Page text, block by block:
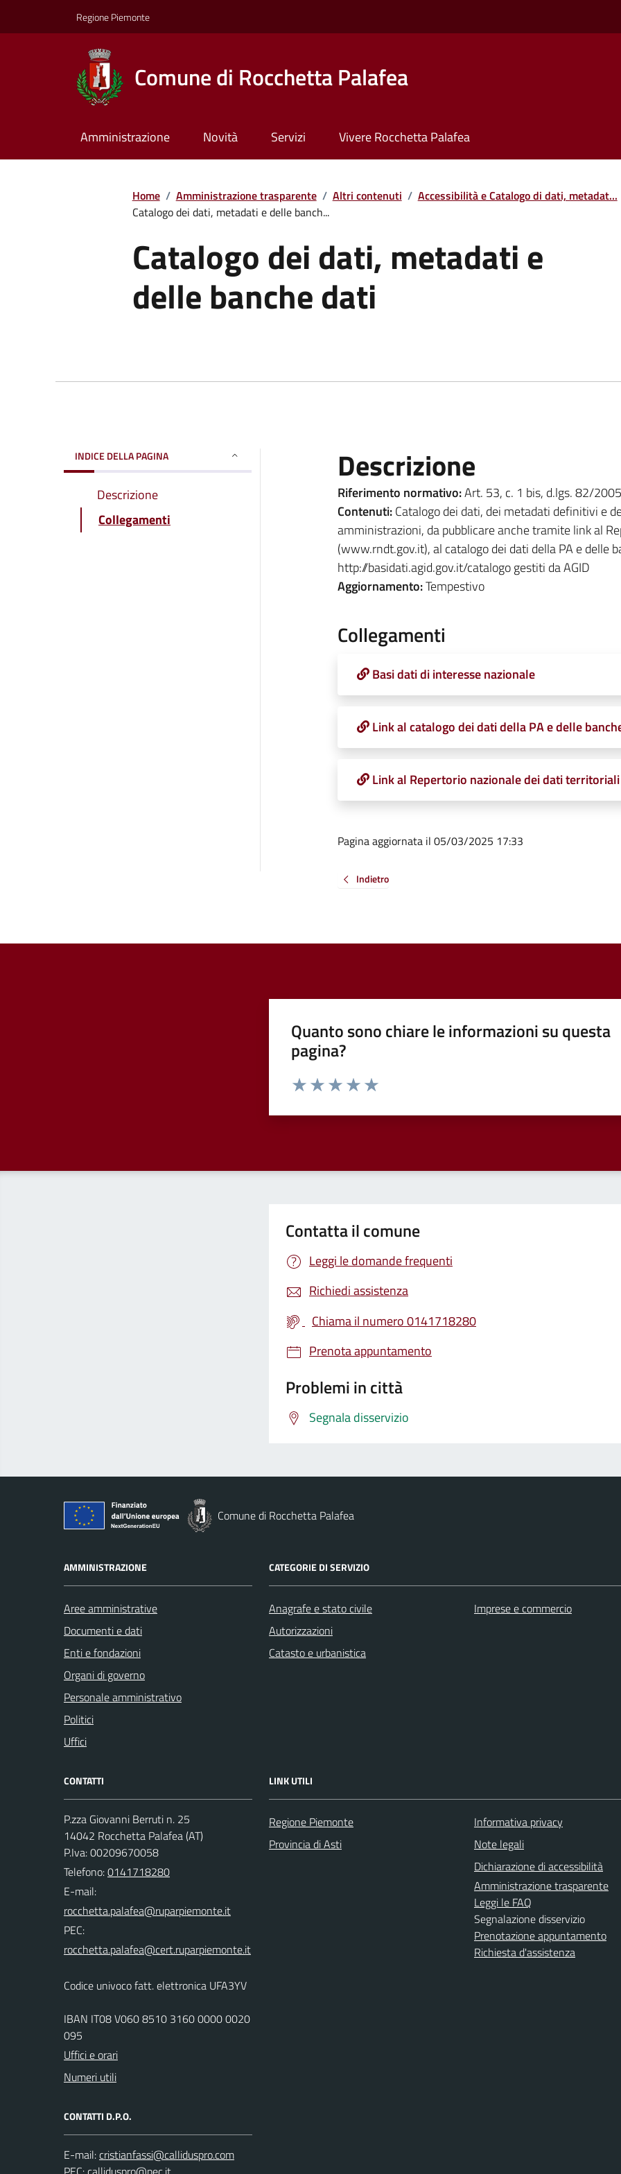
Regione Piemonte
Comune di Rocchetta Palafea
Amministrazione Novità Servizi Vivere Rocchetta Palafea
Home / Amministrazione trasparente / Altri contenuti / Accessibilità e Catalogo di dati, metadat...
Catalogo dei dati, metadati e delle banch...
Catalogo dei dati, metadati e
delle banche dati
INDICE DELLA PAGINA
Descrizione
Collegamenti
Descrizione
Riferimento normativo:Art. 53, c. 1 bis, d.lgs. 82/
Contenuti:Catalogo dei dati, dei metadati definitivi e
amministrazioni, da pubblicare anche tramite link al
(www.rndt.gov.it), al catalogo dei dati della PA e delle
http://basidati.agid.gov.it/catalogo gestiti da AGID
Aggiornamento:Tempestivo
Collegamenti
Basi dati di interesse nazionale
Link al catalogo dei dati della PA e delle
Link al Repertorio nazionale dei dati territoriali
Pagina aggiornata il 05/03/2025 17:33
Indietro
Quanto sono chiare le informazioni su questa
pagina?
Valuta da 1 a 5 stelle la pagina
Contatta il comune
Leggi le domande frequenti
Richiedi assistenza
Chiama il numero 0141718280
Prenota appuntamento
Problemi in città
Segnala disservizio
Comune di Rocchetta Palafea
AMMINISTRAZIONE
Aree amministrative
Documenti e dati
Enti e fondazioni
Organi di governo
Personale amministrativo
Politici
Uffici
CATEGORIE DI SERVIZIO
Anagrafe e stato civile
Autorizzazioni
Catasto e urbanistica
Imprese e commercio
CONTATTI
P.zza Giovanni Berruti n. 25
14042 Rocchetta Palafea (AT)
P.Iva: 00209670058
Telefono:0141718280
E-mail:
PEC:
Codice univoco fatt. elettronica UFA3YV
IBAN IT08 V060 8510 3160 0000 0020
095
Uffici e orari
Numeri utili
CONTATTI D.P.O.
E-mail:
LINK UTILI
Regione Piemonte
Provincia di Asti
Informativa privacy
Note legali
Dichiarazione di accessibilità
Amministrazione trasparente
Leggi le FAQ
Segnalazione disservizio
Prenotazione appuntamento
Richiesta d'assistenza